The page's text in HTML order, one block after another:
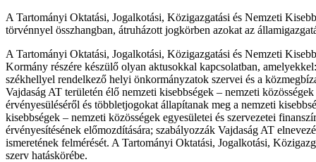
A Tartományi Oktatási, Jogalkotási, Közigazgatási és Nemzeti
törvénnyel összhangban, átruházott jogkörben azokat az
A Tartományi Oktatási, Jogalkotási, Közigazgatási és Nemzeti
Kormány részére készülő olyan aktusokkal kapcsolatban,
székhellyel rendelkező helyi önkormányzatok szervei és a
Vajdaság AT területén élő nemzeti kisebbségek – nemzeti
érvényesüléséről és többletjogokat állapítanak meg a nemzeti
kisebbségek – nemzeti közösségek egyesületei és szervezetei
érvényesítésének előmozdítására; szabályozzák Vajdaság AT
ismeretének felmérését. A Tartományi Oktatási, Jogalkotási,
szerv hatáskörébe.